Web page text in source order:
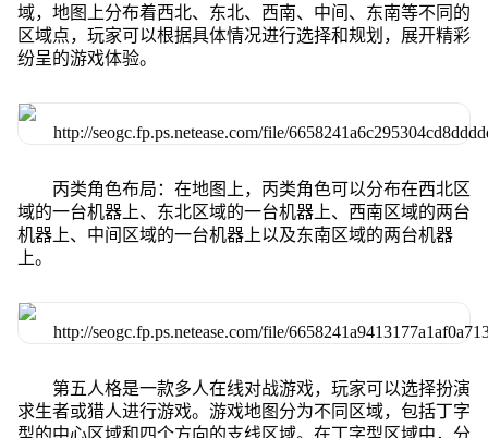
域，地图上分布着西北、东北、西南、中间、东南等不同的
区域点，玩家可以根据具体情况进行选择和规划，展开精彩
纷呈的游戏体验。
丙类角色布局：在地图上，丙类角色可以分布在西北区
域的一台机器上、东北区域的一台机器上、西南区域的两台
机器上、中间区域的一台机器上以及东南区域的两台机器
上。
第五人格是一款多人在线对战游戏，玩家可以选择扮演
求生者或猎人进行游戏。游戏地图分为不同区域，包括丁字
型的中心区域和四个方向的支线区域。在丁字型区域中，分